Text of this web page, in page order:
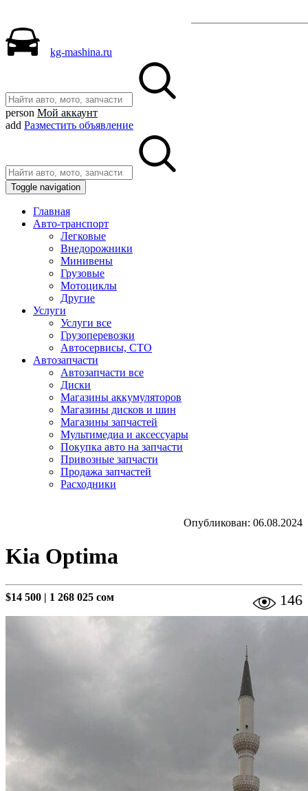
kg-mashina.ru
person Мой аккаунт
add Разместить объявление
Toggle navigation
Главная
Авто-транспорт
Легковые
Внедорожники
Минивены
Грузовые
Мотоциклы
Другие
Услуги
Услуги все
Грузоперевозки
Автосервисы, СТО
Автозапчасти
Автозапчасти все
Диски
Магазины аккумуляторов
Магазины дисков и шин
Магазины запчастей
Мультимедиа и аксессуары
Покупка авто на запчасти
Привозные запчасти
Продажа запчастей
Расходники
Опубликован: 06.08.2024
Kia Optima
$14 500 | 1 268 025 сом 146